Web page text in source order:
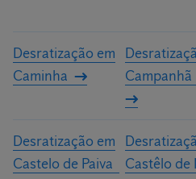
Desratização em
Caminha
Campanhã
Desratização em
Castelo de Paiva
Castêlo de